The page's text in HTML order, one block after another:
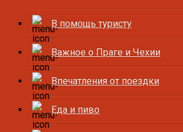
В помощь туристу
Важное о Праге и Чехии
Впечатления от поездки
Еда и пиво